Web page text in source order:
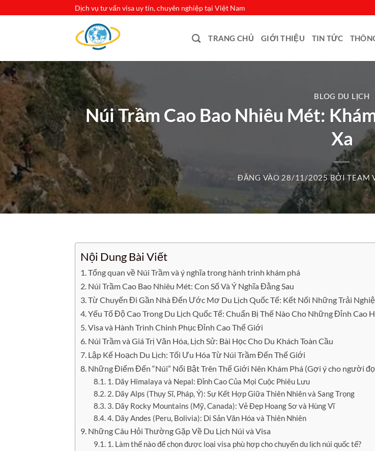
Dịch vụ tư vấn visa uy tín, chuyên nghiệp tại Việt Nam
TRANG CHỦ GIỚI THIỆU TIN TỨC
BLOG DU LỊCH
Núi Trầm Cao Bao Nhiêu Mét:
Xa
ĐĂNG VÀO 28/11/2025 BỞITEAM
Nội Dung Bài Viết
Tổng quan về Núi Trầm và ý nghĩa trong hành trình khám phá
Núi Trầm Cao Bao Nhiêu Mét: Con Số Và Ý Nghĩa Đằng Sau
Từ Chuyến Đi Gần Nhà Đến Ước Mơ Du Lịch Quốc Tế: Kết Nối Những Trải
Yếu Tố Độ Cao Trong Du Lịch Quốc Tế: Chuẩn Bị Thế Nào Cho Những Đỉnh Cao
Visa và Hành Trình Chinh Phục Đỉnh Cao Thế Giới
Núi Trầm và Giá Trị Văn Hóa, Lịch Sử: Bài Học Cho Du Khách Toàn Cầu
Lập Kế Hoạch Du Lịch: Tối Ưu Hóa Từ Núi Trầm Đến Thế Giới
Những Điểm Đến “Núi” Nổi Bật Trên Thế Giới Nên Khám Phá (Gợi ý cho người
1. Dãy Himalaya và Nepal: Đỉnh Cao Của Mọi Cuộc Phiêu Lưu
2. Dãy Alps (Thụy Sĩ, Pháp, Ý): Sự Kết Hợp Giữa Thiên Nhiên và Sang Trọng
3. Dãy Rocky Mountains (Mỹ, Canada): Vẻ Đẹp Hoang Sơ và Hùng Vĩ
4. Dãy Andes (Peru, Bolivia): Di Sản Văn Hóa và Thiên Nhiên
Những Câu Hỏi Thường Gặp Về Du Lịch Núi và Visa
1. Làm thế nào để chọn được loại visa phù hợp cho chuyến du lịch núi quốc tế?